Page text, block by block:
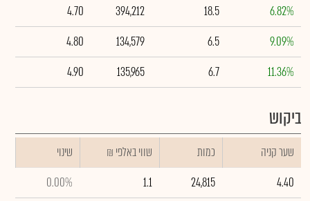
6.82%
18.5
394,212
4.70
9.09%
6.5
134,579
4.80
11.36%
6.7
135,965
4.90
ביקוש
שער קניה כמות ₪ שווי באלפי
שינוי
4.40
24,815
1.1
0.00%